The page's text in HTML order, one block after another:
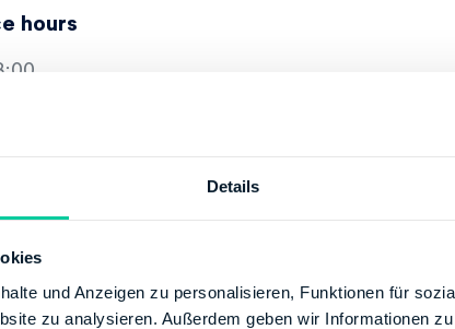
Details
und Anzeigen zu personalisieren, Funktionen für
zu analysieren. Außerdem geben wir Informationen
hours
kassel.de